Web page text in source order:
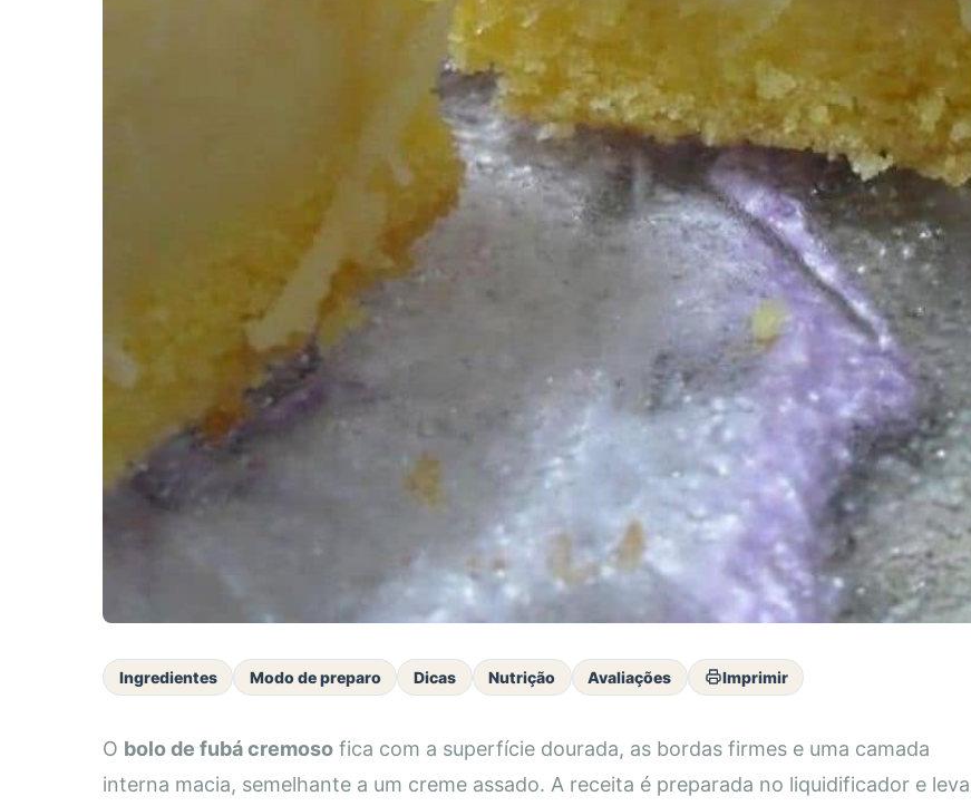
Ingredientes Modo de preparo Dicas Nutrição Avaliações Imprimir
O bolo de fubá cremoso fica com a superfície dourada, as bordas firmes e uma camada
interna macia, semelhante a um creme assado. A receita é preparada no liquidificador e leva